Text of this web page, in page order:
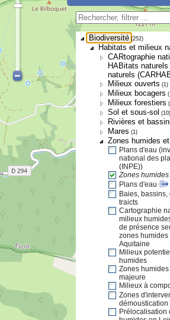
Biodiversité (252)
Habitats et milieux
CARtographie
HABitats
naturels
Milieux ouverts (1)
Milieux bocagers
Milieux forestiers
Sol et sous-sol (10)
Rivières et
Mares (1)
Zones humides
Plans d'eau
national des
(INPE))
Zones humides
Plans d'eau
Baies, bassins,
traicts
Cartographie
milieux
de présence
zones
Aquitaine
Milieux
humides
Zones
majeure
Milieux à
Zones
démoustication
Prélocalisation